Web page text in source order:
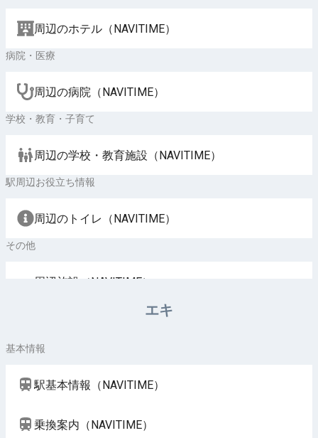
周辺のホテル（NAVITIME）
病院・医療
周辺の病院（NAVITIME）
学校・教育・子育て
周辺の学校・教育施設（NAVITIME）
駅周辺お役立ち情報
周辺のトイレ（NAVITIME）
その他
周辺施設（NAVITIME）
エキ
基本情報
駅基本情報（NAVITIME）
乗換案内（NAVITIME）